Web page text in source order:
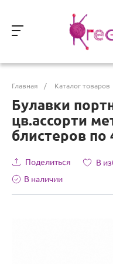
Главная / Каталог товаров
Булавки
цв.ассорти
блистеров по
Поделиться
В
В наличии